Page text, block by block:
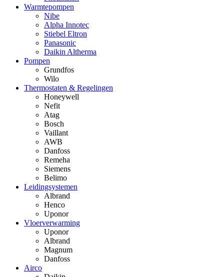
Warmtepompen
Nibe
Alpha Innotec
Stiebel Eltron
Panasonic
Daikin Altherma
Pompen
Grundfos
Wilo
Thermostaten & Regelingen
Honeywell
Nefit
Atag
Bosch
Vaillant
AWB
Danfoss
Remeha
Siemens
Belimo
Leidingsystemen
Albrand
Henco
Uponor
Vloerverwarming
Uponor
Albrand
Magnum
Danfoss
Airco